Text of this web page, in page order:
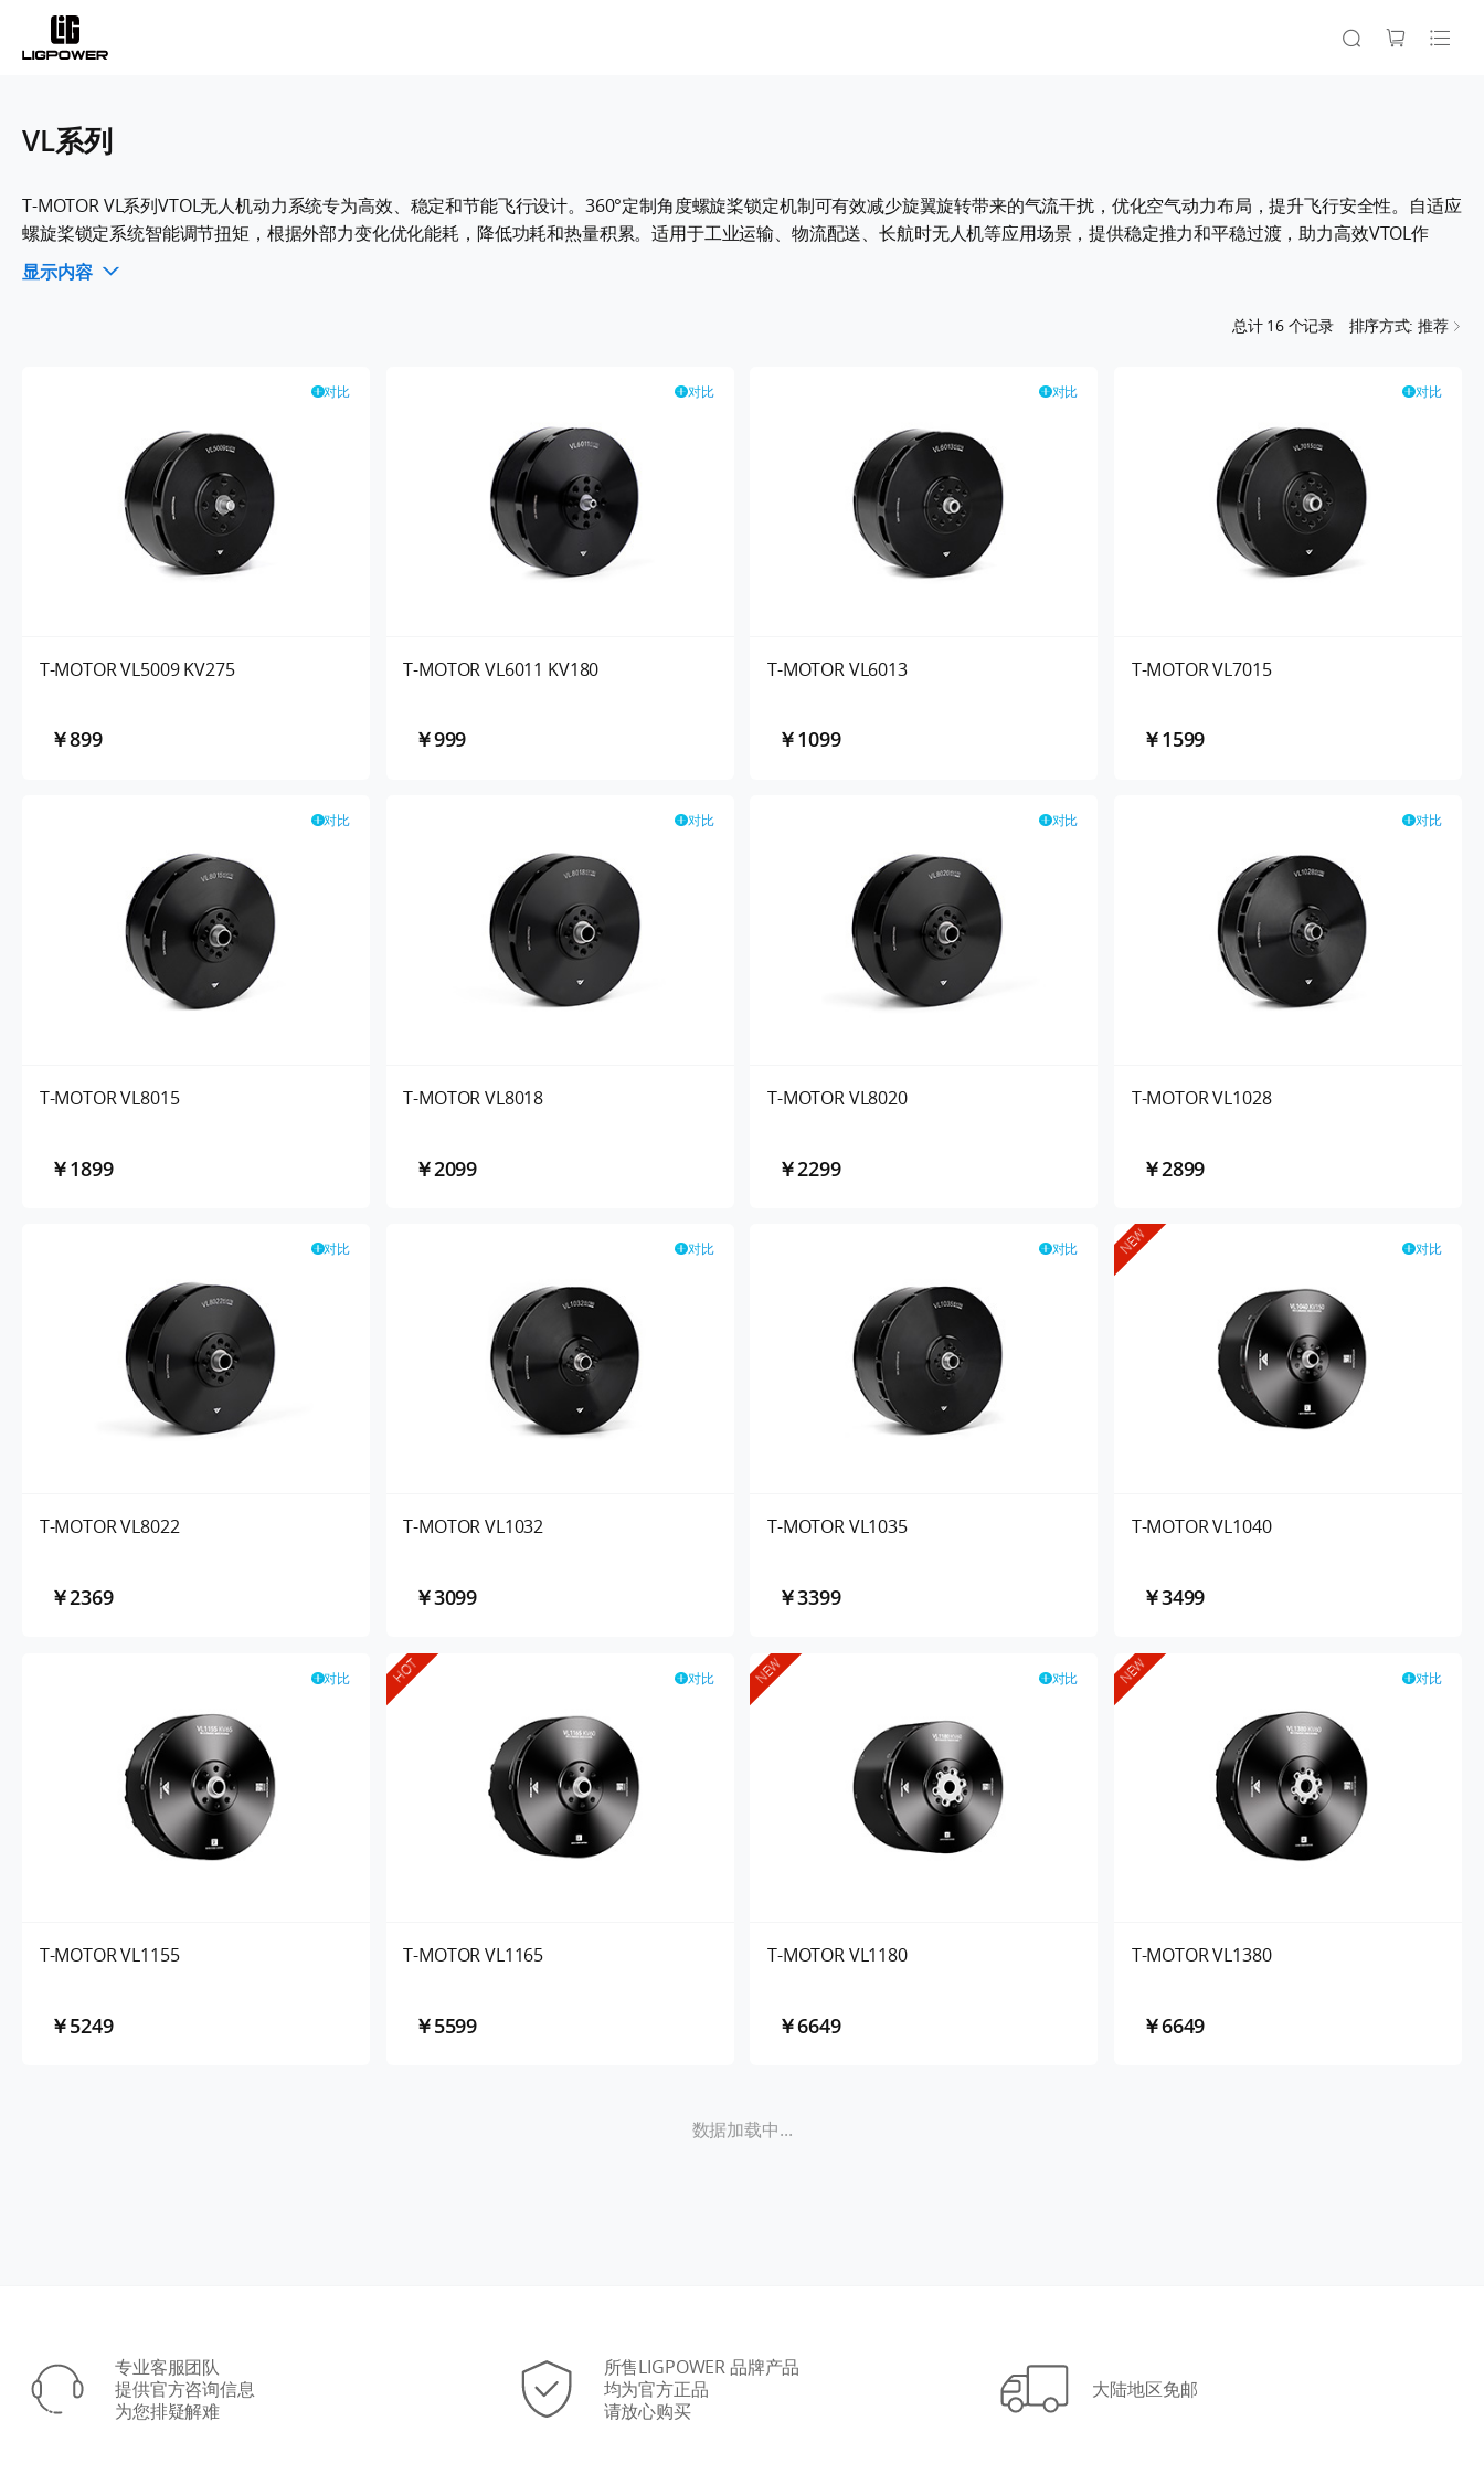
VL系列
T-MOTOR VL系列VTOL无人机动力系统专为高效、稳定和节能飞行设计。360°定制角度螺旋桨锁定机制可有效减少旋翼旋转带来的气流干扰，优化空气动力布局，提升飞行安全性。自适应
螺旋桨锁定系统智能调节扭矩，根据外部力变化优化能耗，降低功耗和热量积累。适用于工业运输、物流配送、长航时无人机等应用场景，提供稳定推力和平稳过渡，助力高效VTOL作
业。
显示内容
总计 16个记录 排序方式: 推荐
对比
T-MOTOR VL5009 KV275
￥899
对比
T-MOTOR VL6011 KV180
￥999
对比
T-MOTOR VL6013
￥1099
对比
T-MOTOR VL7015
￥1599
对比
T-MOTOR VL8015
￥1899
对比
T-MOTOR VL8018
￥2099
对比
T-MOTOR VL8020
￥2299
对比
T-MOTOR VL1028
￥2899
对比
T-MOTOR VL8022
￥2369
对比
T-MOTOR VL1032
￥3099
对比
T-MOTOR VL1035
￥3399
对比
NEW
T-MOTOR VL1040
￥3499
对比
T-MOTOR VL1155
￥5249
对比
HOT
T-MOTOR VL1165
￥5599
对比
NEW
T-MOTOR VL1180
￥6649
对比
NEW
T-MOTOR VL1380
￥6649
数据加载中...
专业客服团队
提供官方咨询信息
为您排疑解难
所售LIGPOWER 品牌产品
均为官方正品
请放心购买
大陆地区免邮